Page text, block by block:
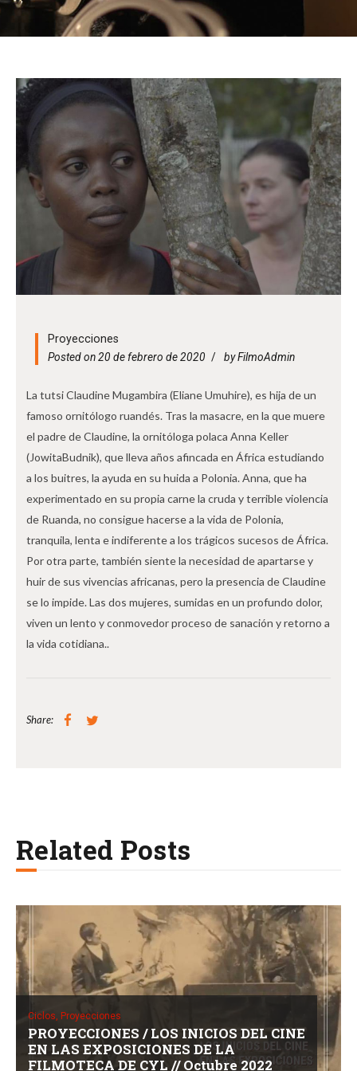
Proyecciones
Posted on 20 de febrero de 2020
byFilmoAdmin
La tutsi Claudine Mugambira (Eliane Umuhire), es hija de un
famoso ornitólogo ruandés. Tras la masacre, en la que muere
el padre de Claudine, la ornitóloga polaca Anna Keller
(JowitaBudnik), que lleva años afincada en África estudiando
a los buitres, la ayuda en su huida a Polonia. Anna, que ha
experimentado en su propia carne la cruda y terrible violencia
de Ruanda, no consigue hacerse a la vida de Polonia,
tranquila, lenta e indiferente a los trágicos sucesos de África.
Por otra parte, también siente la necesidad de apartarse y
huir de sus vivencias africanas, pero la presencia de Claudine
se lo impide. Las dos mujeres, sumidas en un profundo dolor,
viven un lento y conmovedor proceso de sanación y retorno a
la vida cotidiana..
Share:
Related Posts
Ciclos, Proyecciones
PROYECCIONES / LOS INICIOS DEL CINE
EN LAS EXPOSICIONES DE LA
FILMOTECA DE CYL // Octubre 2022